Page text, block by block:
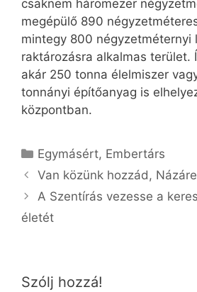
csaknem háromezer
megépülő 890
mintegy 800 négyzetméternyi
raktározásra alkalmas terület.
akár 250 tonna élelmiszer
tonnányi építőanyag is
központban.
Kategória
Egymásért, Embertárs
Van közünk hozzád,
A Szentírás vezesse a
életét
Szólj hozzá!